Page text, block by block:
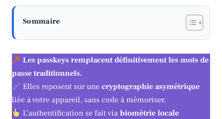
Sommaire
Les passkeys remplacent définitivement les mots de
passe traditionnels.
Elles reposent sur unecryptographie asymétrique
liée à votre appareil, sans code à mémoriser.
L’authentification se fait viabiométrie locale